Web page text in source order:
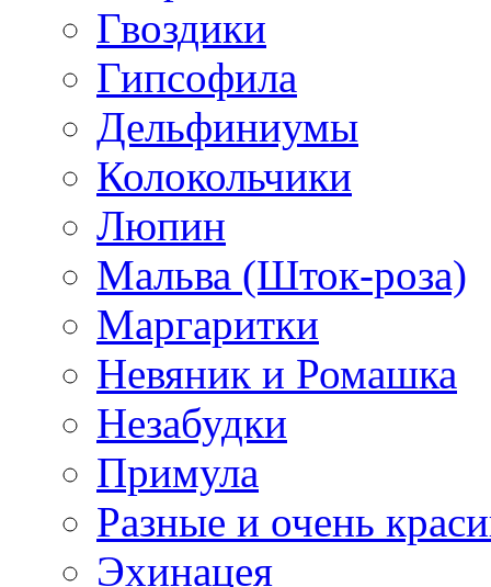
Гвоздики
Гипсофила
Дельфиниумы
Колокольчики
Люпин
Мальва (Шток-роза)
Маргаритки
Невяник и Ромашка
Незабудки
Примула
Разные и очень
Эхинацея